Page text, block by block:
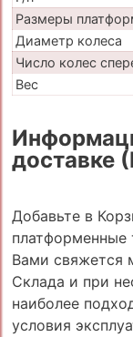
Размеры
Диаметр колеса
Число колес
Вес
доставке
Добавьте в
Вами свяжется
Склада и при
наиболее
условия